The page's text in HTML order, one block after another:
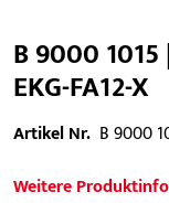
B 9000 1015
EKG-FA12-X
Artikel Nr. B 9000
Weitere